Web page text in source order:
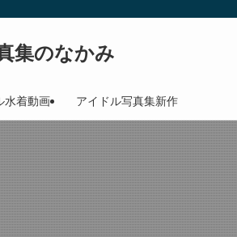
集のなかみ
水着動画 アイドル写真集新作